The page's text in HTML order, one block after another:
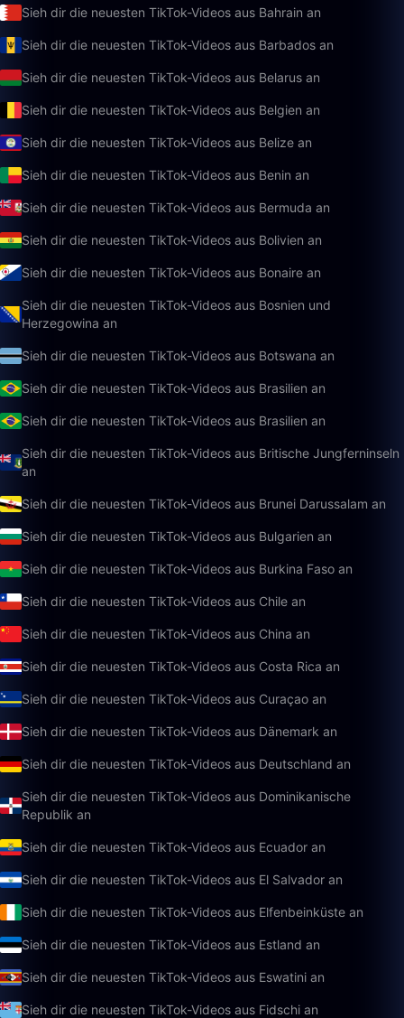
Sieh dir die neuesten TikTok-Videos aus Bahrain an
Sieh dir die neuesten TikTok-Videos aus Barbados an
Sieh dir die neuesten TikTok-Videos aus Belarus an
Sieh dir die neuesten TikTok-Videos aus Belgien an
Sieh dir die neuesten TikTok-Videos aus Belize an
Sieh dir die neuesten TikTok-Videos aus Benin an
Sieh dir die neuesten TikTok-Videos aus Bermuda an
Sieh dir die neuesten TikTok-Videos aus Bolivien an
Sieh dir die neuesten TikTok-Videos aus Bonaire an
Sieh dir die neuesten TikTok-Videos aus Bosnien und
Herzegowina an
Sieh dir die neuesten TikTok-Videos aus Botswana an
Sieh dir die neuesten TikTok-Videos aus Brasilien an
Sieh dir die neuesten TikTok-Videos aus Brasilien an
Sieh dir die neuesten TikTok-Videos aus Britische Jungferninseln
an
Sieh dir die neuesten TikTok-Videos aus Brunei Darussalam an
Sieh dir die neuesten TikTok-Videos aus Bulgarien an
Sieh dir die neuesten TikTok-Videos aus Burkina Faso an
Sieh dir die neuesten TikTok-Videos aus Chile an
Sieh dir die neuesten TikTok-Videos aus China an
Sieh dir die neuesten TikTok-Videos aus Costa Rica an
Sieh dir die neuesten TikTok-Videos aus Curaçao an
Sieh dir die neuesten TikTok-Videos aus Dänemark an
Sieh dir die neuesten TikTok-Videos aus Deutschland an
Sieh dir die neuesten TikTok-Videos aus Dominikanische
Republik an
Sieh dir die neuesten TikTok-Videos aus Ecuador an
Sieh dir die neuesten TikTok-Videos aus El Salvador an
Sieh dir die neuesten TikTok-Videos aus Elfenbeinküste an
Sieh dir die neuesten TikTok-Videos aus Estland an
Sieh dir die neuesten TikTok-Videos aus Eswatini an
Sieh dir die neuesten TikTok-Videos aus Fidschi an